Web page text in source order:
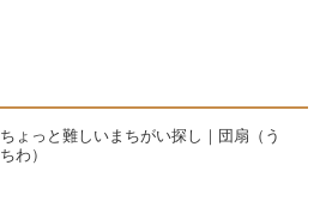
ちょっと難しいまちがい探し｜団扇（う
ちわ）